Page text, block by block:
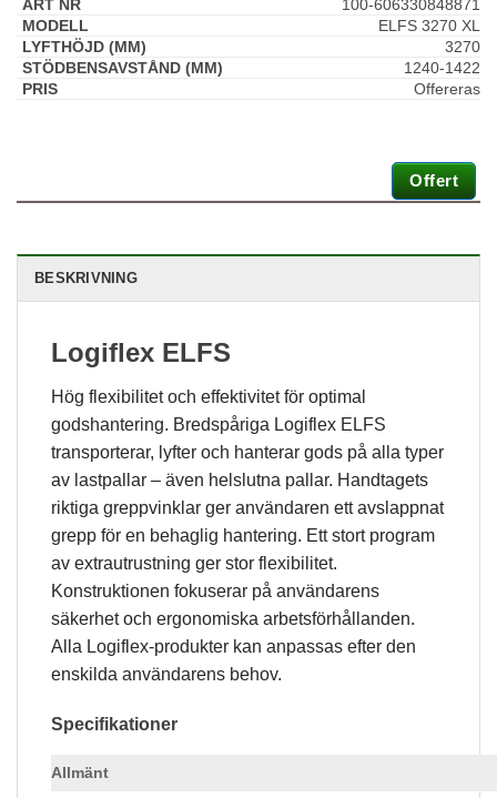
100-606330848871
ELFS 3270 XL
3270
1240-1422
Offereras
Offert
BESKRIVNING
Logiflex ELFS
Hög flexibilitet och effektivitet för optimal
godshantering. Bredspåriga Logiflex ELFS
transporterar, lyfter och hanterar gods på alla typer
av lastpallar – även helslutna pallar. Handtagets
riktiga greppvinklar ger användaren ett avslappnat
grepp för en behaglig hantering. Ett stort program
av extrautrustning ger stor flexibilitet.
Konstruktionen fokuserar på användarens
säkerhet och ergonomiska arbetsförhållanden.
Alla Logiflex-produkter kan anpassas efter den
enskilda användarens behov.
Specifikationer
Allmänt